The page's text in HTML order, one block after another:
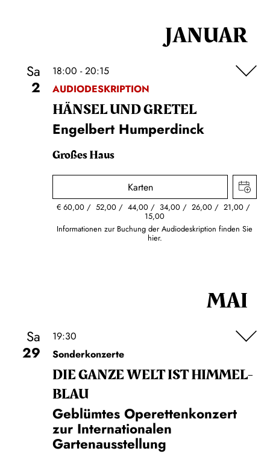
JANUAR
Sa
2
18:00 - 20:15
AUDIODESKRIPTION
HÄNSEL UND GRETEL
Engelbert Humperdinck
Großes Haus
Karten
€60,00 52,00 44,00 34,00 26,00 21,00
15,00
Informationen zur Buchung der Audiodeskription finden Sie
hier.
MAI
Sa
29
19:30
Sonderkonzerte
DIE GANZE WELT IST HIMMEL­
BLAU
Geblümtes Operettenkonzert
zur Internationalen
Gartenausstellung